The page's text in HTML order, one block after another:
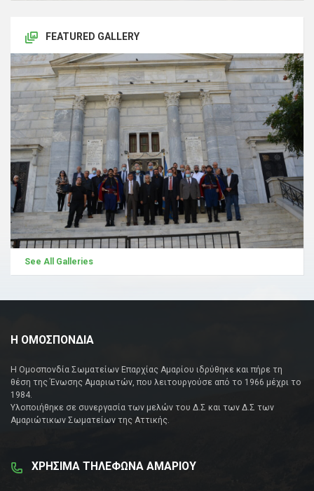
FEATURED GALLERY
See All Galleries
Η ΟΜΟΣΠΟΝΔΙΑ
Η Ομοσπονδία Σωματείων Επαρχίας Αμαρίου ιδρύθηκε και πήρε τη
θέση της Ένωσης Αμαριωτών, που λειτουργούσε από το 1966 μέχρι το
1984.
Υλοποιήθηκε σε συνεργασία των μελών του Δ.Σ και των Δ.Σ των
Αμαριώτικων Σωματείων της Αττικής.
ΧΡΗΣΙΜΑ ΤΗΛΕΦΩΝΑ ΑΜΑΡΙΟΥ